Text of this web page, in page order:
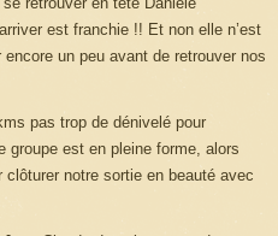
est franchie !! Et non elle n’est
un peu avant de retrouver nos
pas trop de dénivelé pour
groupe est en pleine forme, alors
clôturer notre sortie en beauté avec